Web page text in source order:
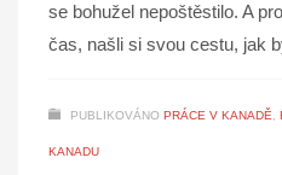
se bohužel nepoštěstilo. A
čas, našli si svou cestu, jak
PUBLIKOVÁNO PRÁCE V KANADĚ,
KANADU